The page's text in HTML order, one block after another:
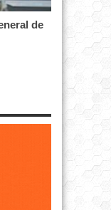
de